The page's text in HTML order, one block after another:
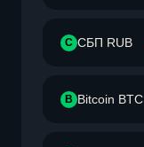
С СБП RUB
B Bitcoin BTC